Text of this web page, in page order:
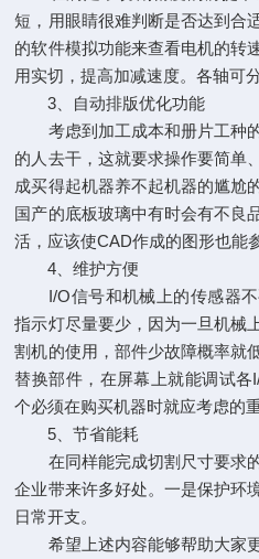
短，用眼睛很难判断是否达到合
的软件模拟功能来查看电机的转
用实切，提高加减速度。各轴可
3、自动排版优化功能
考虑到加工成本和册片工种的
的人去干，这就要求操作要简单
成买得起机器养不起机器的尴尬
国产的底板玻璃中有时会有不良
活，应该使CAD作成的图形也能
4、维护方便
I/O信号和机械上的传感器不
指示灯尽量要少，因为一旦机械
割机的使用，部件少故障概率就
替换部件，在屏幕上就能调试
个必须在购买机器时就应考虑的
5、节省能耗
在同样能完成切割尺寸要求
企业带来许多好处。一是保护环
日常开支。
希望上述内容能够帮助大家